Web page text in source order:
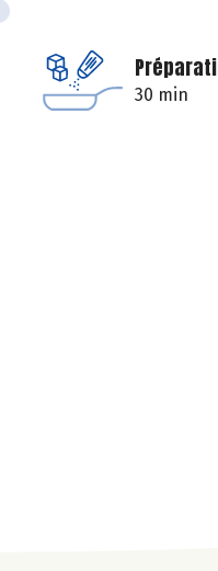
30 min